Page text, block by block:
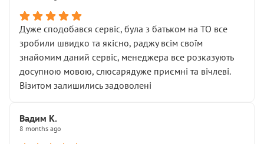
Дуже сподобався сервіс, була з батьком на ТО все
зробили швидко та якісно, раджу всім своїм
знайомим даний сервіс, менеджера все розказують
досупною мовою, слюсарядуже приємні та вічлеві.
Візитом залишились задоволені
Вадим К.
8 months ago